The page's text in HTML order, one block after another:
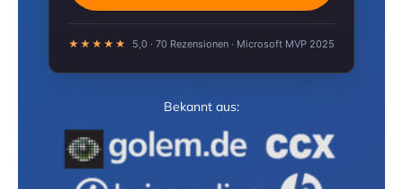
★★★★★ 5,0 · 70 Rezensionen · Microsoft MVP 2025
Bekannt aus: